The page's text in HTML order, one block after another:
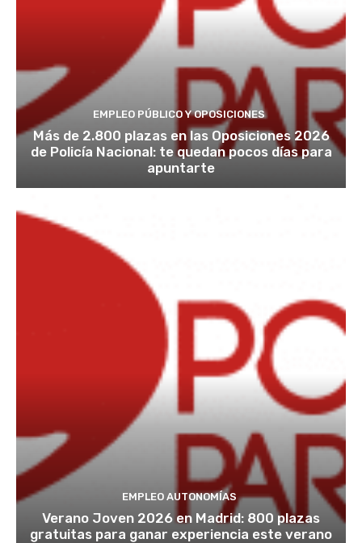
EMPLEO PÚBLICO Y OPOSICIONES
Más de 2.800 plazas en las Oposiciones 2026
de Policía Nacional: te quedan pocos días para
apuntarte
EMPLEO AUTONOMÍAS
Verano Joven 2026 en Madrid: 800 plazas
gratuitas para ganar experiencia este verano